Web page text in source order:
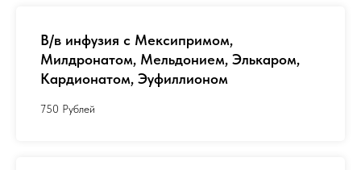
В/в инфузия с Мексипримом,
Милдронатом, Мельдонием, Элькаром,
Кардионатом, Эуфиллионом
750 Рублей